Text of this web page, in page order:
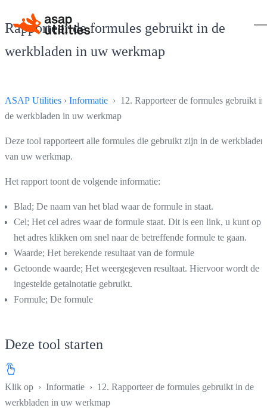
Rapporteer de formules gebruikt in de
werkbladen in uw werkmap
ASAP Utilities › Informatie › 12. Rapporteer de formules gebruikt in
de werkbladen in uw werkmap
Deze tool rapporteert alle formules die gebruikt zijn in de werkbladen
van uw werkmap.
Het rapport toont de volgende informatie:
Blad; De naam van het blad waar de formule in staat.
Cel; Het cel adres waar de formule staat. Dit is een link, u kunt op
het adres klikken om snel naar de betreffende formule te gaan.
Waarde; Het berekende resultaat van de formule
Getoonde waarde; Het weergegeven resultaat. Hiervoor wordt de
ingestelde getalnotatie gebruikt.
Formule; De formule
Deze tool starten
Klik op › Informatie › 12. Rapporteer de formules gebruikt in de
werkbladen in uw werkmap